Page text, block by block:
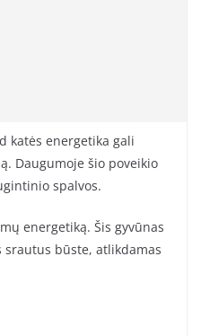
katės energetika gali
Daugumoje šio poveikio
spalvos.
energetiką. Šis gyvūnas
būste, atlikdamas